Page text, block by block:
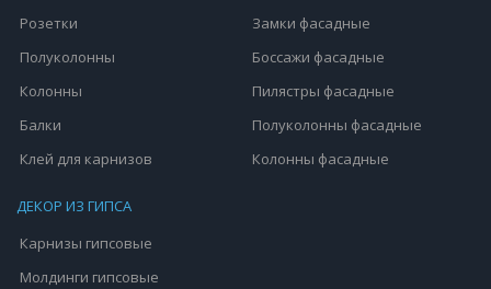
Розетки
Полуколонны
Колонны
Балки
Клей для карнизов
Замки фасадные
Боссажи фасадные
Пилястры фасадные
Полуколонны фасадные
Колонны фасадные
ДЕКОР ИЗ ГИПСА
Карнизы гипсовые
Молдинги гипсовые